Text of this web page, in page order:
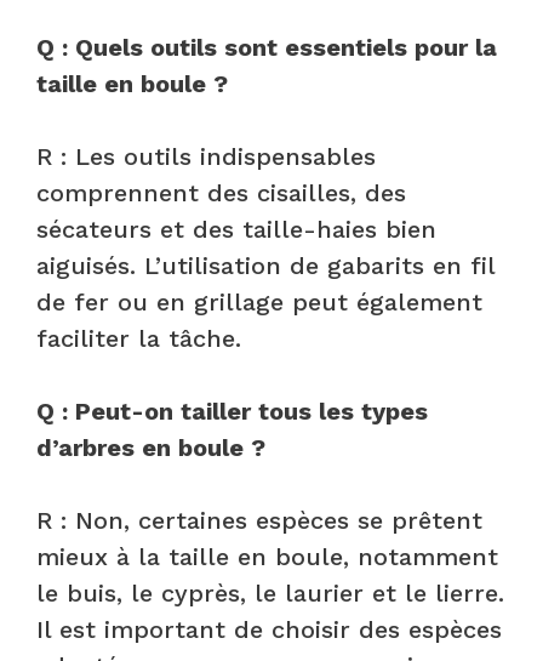
Q : Quels outils sont essentiels pour la
taille en boule ?
R : Les outils indispensables
comprennent des cisailles, des
sécateurs et des taille-haies bien
aiguisés. L’utilisation de gabarits en fil
de fer ou en grillage peut également
faciliter la tâche.
Q : Peut-on tailler tous les types
d’arbres en boule ?
R : Non, certaines espèces se prêtent
mieux à la taille en boule, notamment
le buis, le cyprès, le laurier et le lierre.
Il est important de choisir des espèces